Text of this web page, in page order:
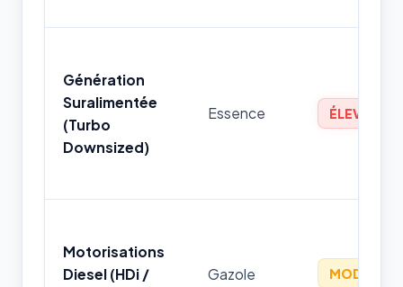
Génération
Suralimentée
(Turbo
Downsized)
Essence ÉLEVÉ
Motorisations
Diesel (HDi /
Gazole MODÉRÉ